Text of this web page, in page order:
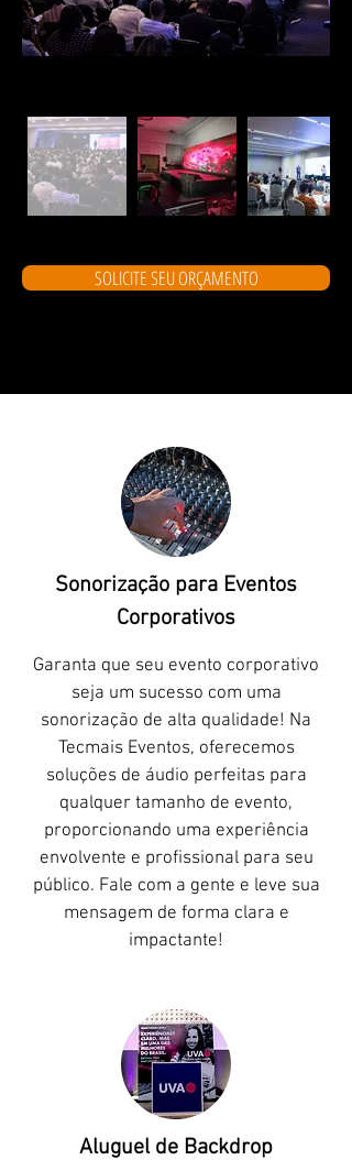
SOLICITE SEU ORÇAMENTO
Sonorização para Eventos
Corporativos
Garanta que seu evento corporativo
seja um sucesso com uma
sonorização de alta qualidade! Na
Tecmais Eventos, oferecemos
soluções de áudio perfeitas para
qualquer tamanho de evento,
proporcionando uma experiência
envolvente e profissional para seu
público. Fale com a gente e leve sua
mensagem de forma clara e
impactante!
Aluguel de Backdrop